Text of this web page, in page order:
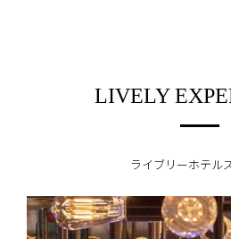
LIVELY
ライブリーホテル